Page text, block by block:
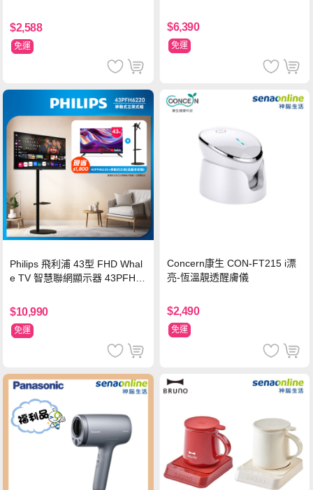
$2,588
免運
$6,390
免運
Philips 飛利浦 43型 FHD Whal
e TV 智慧聯網顯示器 43PFH6
$10,990
免運
Concern康生 CON-FT215 i漂
亮-恆溫靚透醒膚儀
$2,490
免運